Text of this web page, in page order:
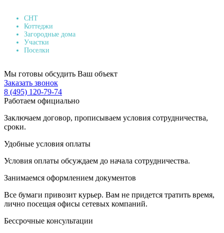
СНТ
Коттеджи
Загородные дома
Участки
Поселки
Мы готовы обсудить Ваш объект
Заказать звонок
8 (495) 120-79-74
Работаем официально
Заключаем договор, прописываем условия сотрудничества,
сроки.
Удобные условия оплаты
Условия оплаты обсуждаем до начала сотрудничества.
Занимаемся оформлением документов
Все бумаги привозит курьер. Вам не придется тратить время,
лично посещая офисы сетевых компаний.
Бессрочные консультации